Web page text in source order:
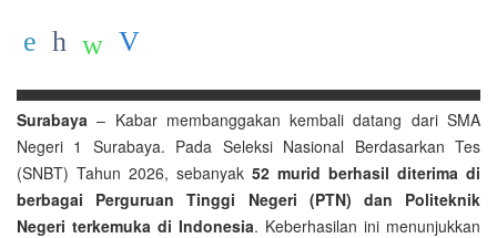
Surabaya – Kabar membanggakan kembali datang dari SMA
Negeri 1 Surabaya. Pada Seleksi Nasional Berdasarkan Tes
(SNBT) Tahun 2026, sebanyak 52 murid berhasil diterima di
berbagai Perguruan Tinggi Negeri (PTN) dan Politeknik
Negeri terkemuka di Indonesia. Keberhasilan ini menunjukkan